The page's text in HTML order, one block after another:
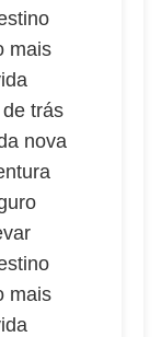
mais
trás
nova
mais